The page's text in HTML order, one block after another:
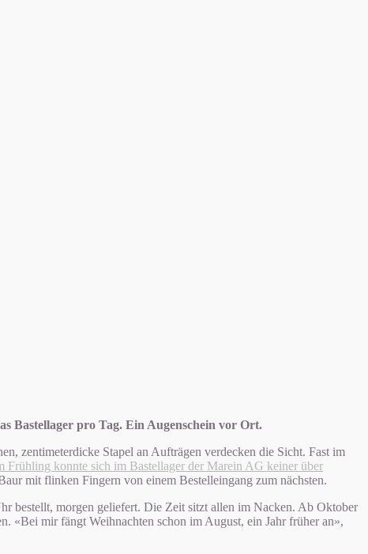
Bastellager pro Tag. Ein Augenschein vor Ort.
zentimeterdicke Stapel an Aufträgen verdecken die Sicht. Fast im
Frühling konnte sich im Bastellager der Marein AG keiner über
mit flinken Fingern von einem Bestelleingang zum nächsten.
bestellt, morgen geliefert. Die Zeit sitzt allen im Nacken. Ab Oktober
«Bei mir fängt Weihnachten schon im August, ein Jahr früher an»,